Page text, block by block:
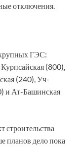
отключения.
крупных ГЭС:
(800),
(240), Уч-
и Ат-Башинская
строительства
планов дело пока